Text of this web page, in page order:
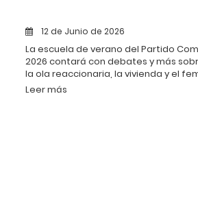
12 de Junio de 2026
La escuela de verano del Partido
2026 contará con debates y más
la ola reaccionaria, la vivienda y el
Leer más